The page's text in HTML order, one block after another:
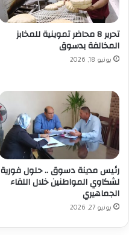
تحرير 8 محاضر تموينية للمخابز
المخالفة بدسوق
يونيو 18, 2026
رئيس مدينة دسوق .. حلول فورية
لشكاوي المواطنين خلال اللقاء
الجماهيري
يونيو 27, 2026